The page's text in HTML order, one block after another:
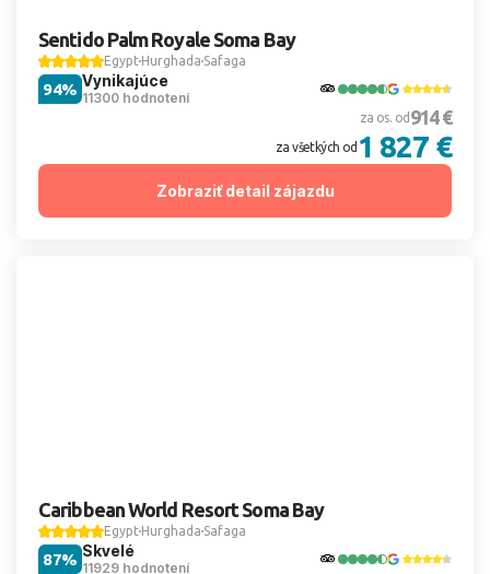
Sentido Palm Royale Soma Bay
Egypt Hurghada Safaga
Vynikajúce
11300 hodnotení
94%
za os. od 914 €
za všetkých od 1 827 €
Zobraziť detail zájazdu
Caribbean World Resort Soma Bay
Egypt Hurghada Safaga
Skvelé
11929 hodnotení
87%